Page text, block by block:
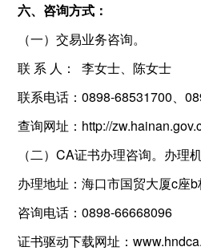
六、咨询方式：
（一）交易业务咨询。
联 系 人： 李女士、陈女士
联系电话：0898-68531700、
查询网址：http://
（二）CA证书办理咨询。办理
办理地址：海口市国贸大厦c座b
咨询电话：0898-66668096
证书驱动下载网址：